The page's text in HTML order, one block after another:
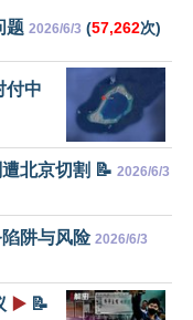
题 2026/6/3 (57,262次)
付中
北京切割 📝 2026/6/3
阱与风险 2026/6/3
▶️ 📝